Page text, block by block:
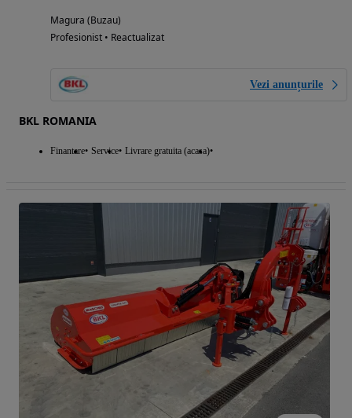
Magura (Buzau)
Profesionist • Reactualizat
Vezi anunțurile
BKL ROMANIA
Finantare Service Livrare gratuita (acasa)